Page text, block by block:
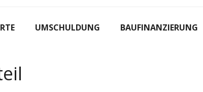
UMSCHULDUNG BAUFINANZIERUNG